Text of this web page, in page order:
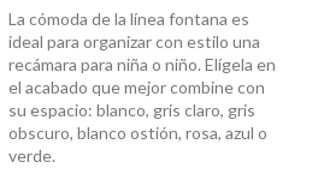
La cómoda de la línea fontana es
ideal para organizar con estilo una
recámara para niña o niño. Elígela en
el acabado que mejor combine con
su espacio: blanco, gris claro, gris
obscuro, blanco ostión, rosa, azul o
verde.